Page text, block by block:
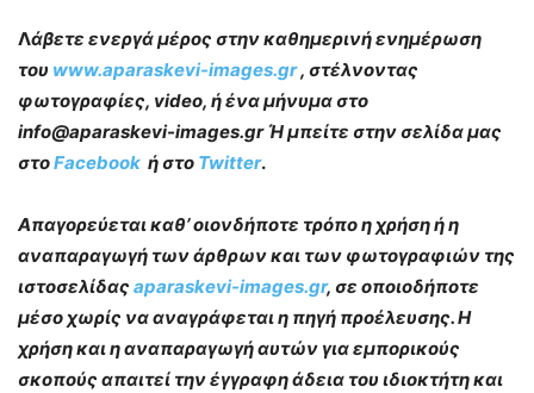
Λάβετε ενεργά μέρος στην καθημερινή ενημέρωση
του www.aparaskevi-images.gr, στέλνοντας
φωτογραφίες, video, ή ένα μήνυμα στο
info@aparaskevi-images.gr Ή μπείτε στην σελίδα μας
στοFacebook ή στο Twitter.
Απαγορεύεται καθ’ οιονδήποτε τρόπο η χρήση ή η
αναπαραγωγή των άρθρων και των φωτογραφιών της
ιστοσελίδας aparaskevi-images.gr, σε οποιοδήποτε
μέσο χωρίς να αναγράφεται η πηγή προέλευσης. Η
χρήση και η αναπαραγωγή αυτών για εμπορικούς
σκοπούς απαιτεί την έγγραφη άδεια του ιδιοκτήτη και